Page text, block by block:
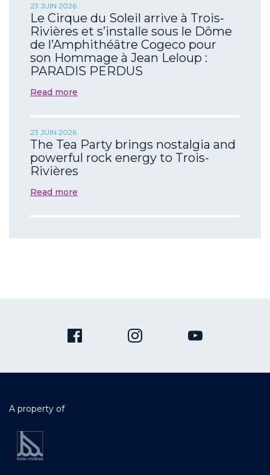
23 JUIN 2026
Le Cirque du Soleil arrive à Trois-
Rivières et s’installe sous le Dôme
de l’Amphithéâtre Cogeco pour
son Hommage à Jean Leloup :
PARADIS PERDUS
Read more
23 JUIN 2026
The Tea Party brings nostalgia and
powerful rock energy to Trois-
Rivières
Read more
A property of